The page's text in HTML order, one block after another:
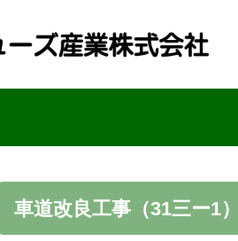
会社案内
車道改良工事（31三ー1）